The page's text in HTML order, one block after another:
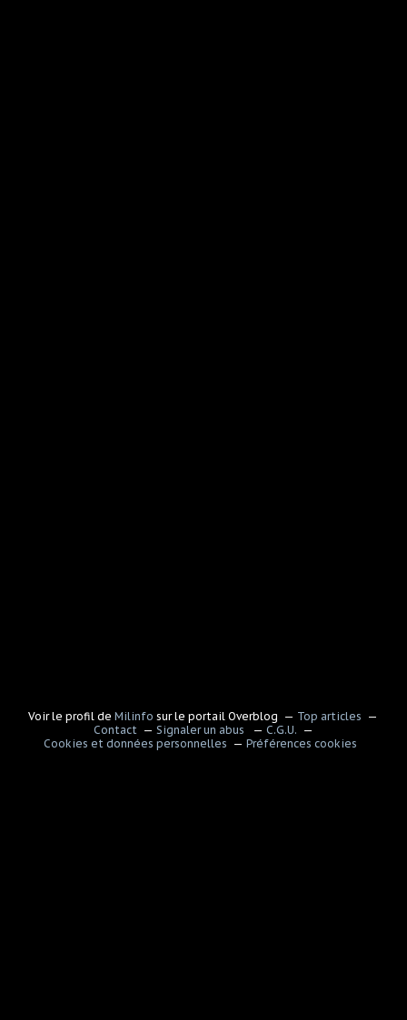
Voir le profil deMilinfo sur le portail Overblog
Top articles
Contact
Signaler un abus
C.G.U.
Cookies et données personnelles
Préférences cookies